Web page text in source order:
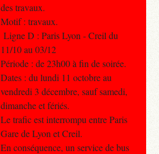
des travaux.
Motif : travaux.
Ligne D : Paris Lyon - Creil du
11/10 au 03/12
Période : de 23h00 à fin de soirée.
Dates : du lundi 11 octobre au
vendredi 3 décembre, sauf samedi,
dimanche et fériés.
Le trafic est interrompu entre Paris
Gare de Lyon et Creil.
En conséquence, un service de bus